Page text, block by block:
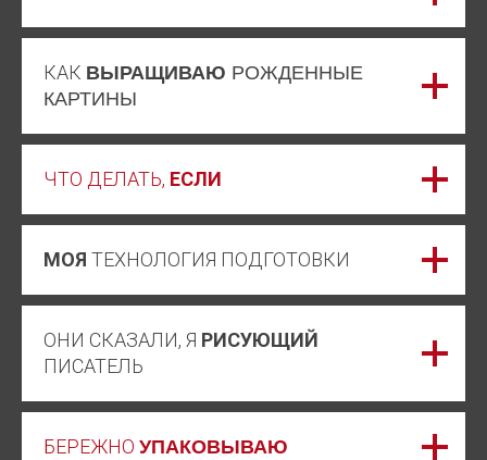
КАК ВЫРАЩИВАЮ РОЖДЕННЫЕ
КАРТИНЫ
ЧТО ДЕЛАТЬ, ЕСЛИ
МОЯ ТЕХНОЛОГИЯ ПОДГОТОВКИ
ОНИ СКАЗАЛИ, Я РИСУЮЩИЙ
ПИСАТЕЛЬ
БЕРЕЖНО УПАКОВЫВАЮ